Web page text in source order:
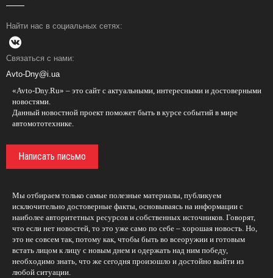
Найти нас в социальных сетях:
Связаться с нами:
Avto-Dny@i.ua
«Avto-Dny.Ru» – это сайт с актуальными, интересными и достоверными
новостями.
Данный новостной проект поможет быть в курсе событий в мире
автомототехнике.
Написать письмо
Мы отбираем только самые полезные материалы, публикуем
исключительно достоверные факты, основываясь на информации с
наиболее авторитетных ресурсов и собственных источников. Говорят,
что если нет новостей, то это уже само по себе – хорошая новость. Но,
это не совсем так, потому как, чтобы быть во всеоружии и готовым
встать лицом к лицу с новым днем и одержать над ним победу,
необходимо знать, что же сегодня произошло и достойно выйти из
любой ситуации.